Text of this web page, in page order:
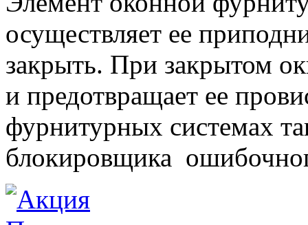
осуществляет ее
закрыть. При закрытом
и предотвращает ее
фурнитурных системах
блокировщика